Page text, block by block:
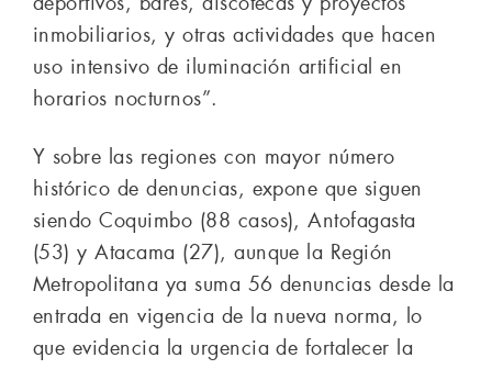
inmobiliarios, y otras actividades que hacen
uso intensivo de iluminación artificial en
horarios nocturnos”.
Y sobre las regiones con mayor número
histórico de denuncias, expone que siguen
siendo Coquimbo (88 casos), Antofagasta
(53) y Atacama (27), aunque la Región
Metropolitana ya suma 56 denuncias desde la
entrada en vigencia de la nueva norma, lo
que evidencia la urgencia de fortalecer la